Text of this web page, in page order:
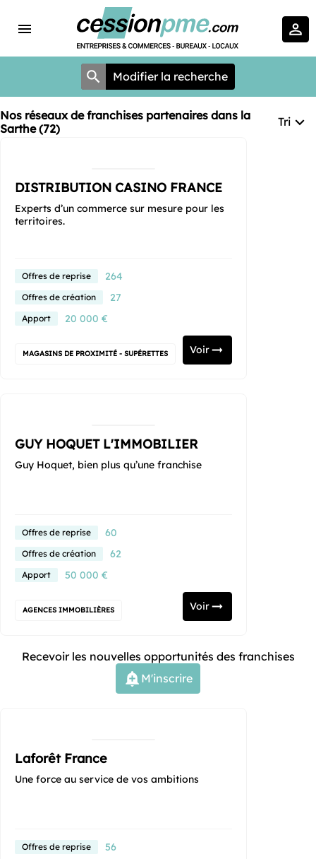
Modifier la recherche
Nos réseaux de franchises partenaires dans la
Sarthe (72)
Tri
Recevoir les nouvelles opportunités des franchises
M'inscrire
DISTRIBUTION CASINO FRANCE
Experts d’un commerce sur mesure pour les
territoires.
Offres de reprise 264
Offres de création 27
Apport 20 000 €
MAGASINS DE PROXIMITÉ - SUPÉRETTES Voir
GUY HOQUET L'IMMOBILIER
Guy Hoquet, bien plus qu’une franchise
Offres de reprise 60
Offres de création 62
Apport 50 000 €
AGENCES IMMOBILIÈRES Voir
Laforêt France
Une force au service de vos ambitions
Offres de reprise 56